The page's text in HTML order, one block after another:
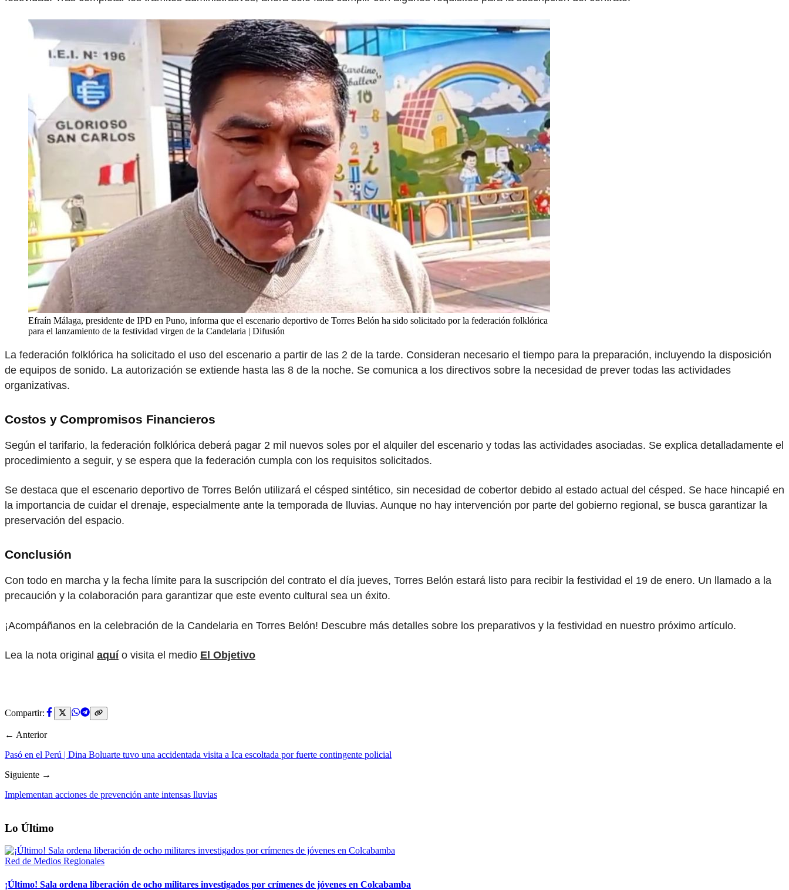
Efraín Málaga, presidente de IPD en Puno, informa que el escenario deportivo de Torres Belón ha sido solicitado por la federación folklórica
para el lanzamiento de la festividad virgen de la Candelaria | Difusión
La federación folklórica ha solicitado el uso del escenario a partir de las 2 de la tarde. Consideran necesario el tiempo para la preparación, incluyendo la disposición
de equipos de sonido. La autorización se extiende hasta las 8 de la noche. Se comunica a los directivos sobre la necesidad de prever todas las actividades
organizativas.
Costos y Compromisos Financieros
Según el tarifario, la federación folklórica deberá pagar 2 mil nuevos soles por el alquiler del escenario y todas las actividades asociadas. Se explica detalladamente el
procedimiento a seguir, y se espera que la federación cumpla con los requisitos solicitados.
Se destaca que el escenario deportivo de Torres Belón utilizará el césped sintético, sin necesidad de cobertor debido al estado actual del césped. Se hace hincapié en
la importancia de cuidar el drenaje, especialmente ante la temporada de lluvias. Aunque no hay intervención por parte del gobierno regional, se busca garantizar la
preservación del espacio.
Conclusión
Con todo en marcha y la fecha límite para la suscripción del contrato el día jueves, Torres Belón estará listo para recibir la festividad el 19 de enero. Un llamado a la
precaución y la colaboración para garantizar que este evento cultural sea un éxito.
¡Acompáñanos en la celebración de la Candelaria en Torres Belón! Descubre más detalles sobre los preparativos y la festividad en nuestro próximo artículo.
Lea la nota original aquí o visita el medio El Objetivo
Compartir:
← Anterior
Pasó en el Perú | Dina Boluarte tuvo una accidentada visita a Ica escoltada por fuerte contingente policial
Siguiente →
Implementan acciones de prevención ante intensas lluvias
Lo Último
Red de Medios Regionales
¡Último! Sala ordena liberación de ocho militares investigados por crímenes de jóvenes en Colcabamba